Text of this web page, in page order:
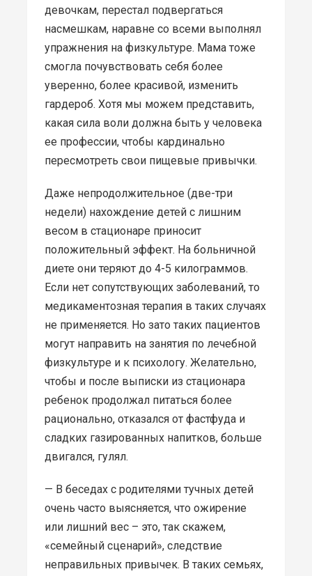
девочкам, перестал подвергаться
насмешкам, наравне со всеми выполнял
упражнения на физкультуре. Мама тоже
смогла почувствовать себя более
уверенно, более красивой, изменить
гардероб. Хотя мы можем представить,
какая сила воли должна быть у человека
ее профессии, чтобы кардинально
пересмотреть свои пищевые привычки.
Даже непродолжительное (две-три
недели) нахождение детей с лишним
весом в стационаре приносит
положительный эффект. На больничной
диете они теряют до 4-5 килограммов.
Если нет сопутствующих заболеваний, то
медикаментозная терапия в таких случаях
не применяется. Но зато таких пациентов
могут направить на занятия по лечебной
физкультуре и к психологу. Желательно,
чтобы и после выписки из стационара
ребенок продолжал питаться более
рационально, отказался от фастфуда и
сладких газированных напитков, больше
двигался, гулял.
— В беседах с родителями тучных детей
очень часто выясняется, что ожирение
или лишний вес – это, так скажем,
«семейный сценарий», следствие
неправильных привычек. В таких семьях,